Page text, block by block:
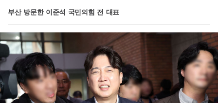
부산 방문한 이준석 국민의힘 전 대표